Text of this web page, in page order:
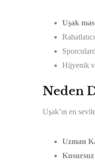
Uşak
Hijyenik
Neden
Uşak’ın en
Uzman